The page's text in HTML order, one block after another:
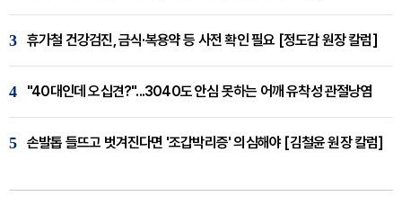
3 휴가철 건강검진, 금식·복용약 등 사전 확인 필요 [정도감 원장 칼럼]
4 "40대인데 오십견?"...3040도 안심 못하는 어깨 유착성 관절낭염
5 손발톱 들뜨고 벗겨진다면 '조갑박리증' 의심해야 [김철윤 원장 칼럼]